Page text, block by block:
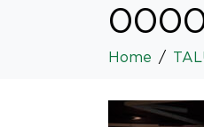
Home